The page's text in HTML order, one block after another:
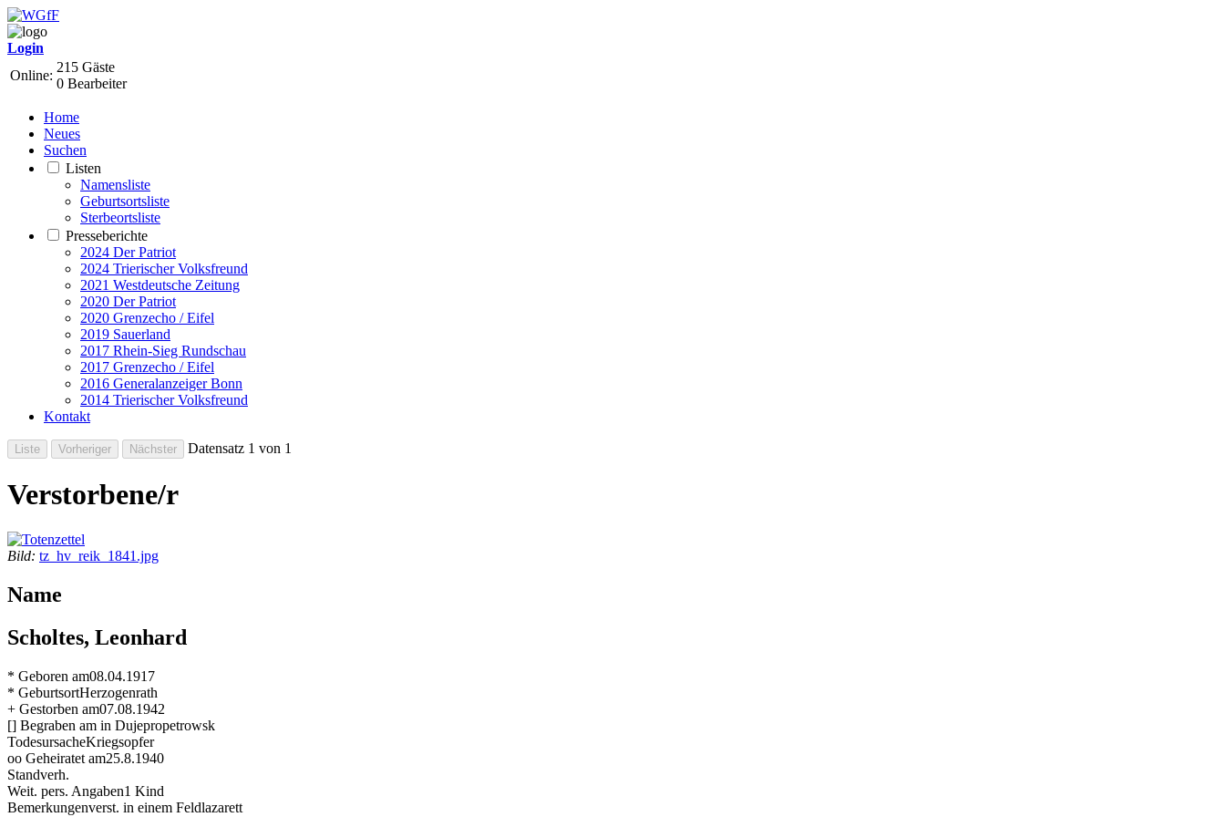
Login
Online:
215 Gäste
0 Bearbeiter
Home
Neues
Suchen
Listen
Namensliste
Geburtsortsliste
Sterbeortsliste
Presseberichte
2024 Der Patriot
2024 Trierischer Volksfreund
2021 Westdeutsche Zeitung
2020 Der Patriot
2020 Grenzecho / Eifel
2019 Sauerland
2017 Rhein-Sieg Rundschau
2017 Grenzecho / Eifel
2016 Generalanzeiger Bonn
2014 Trierischer Volksfreund
Kontakt
Datensatz 1 von 1
Verstorbene/r
Bild: tz_hv_reik_1841.jpg
Name
Scholtes, Leonhard
* Geboren am08.04.1917
* GeburtsortHerzogenrath
+ Gestorben am07.08.1942
[] Begraben am in Dujepropetrowsk
TodesursacheKriegsopfer
oo Geheiratet am25.8.1940
Standverh.
Weit. pers. Angaben1 Kind
Bemerkungenverst. in einem Feldlazarett